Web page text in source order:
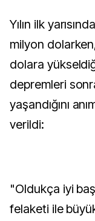
Yılın ilk
milyon
dolara
depremleri
yaşandığını
verildi:
"Oldukça iyi
felaketi ile